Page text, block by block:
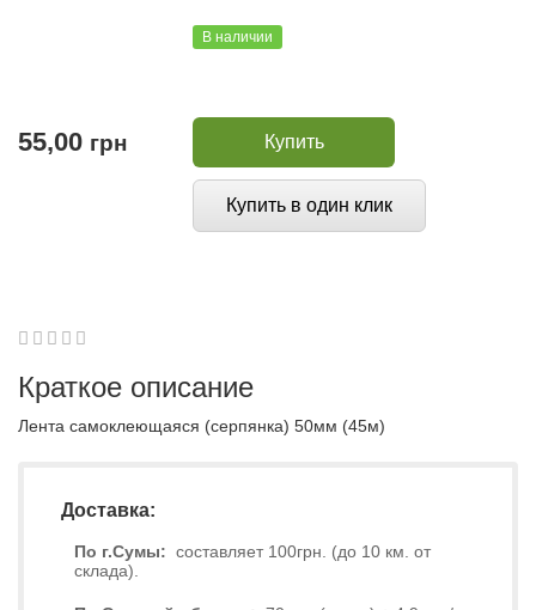
В наличии
55,00 грн Купить
Купить в один клик
12345
Краткое описание
Лента самоклеющаяся (серпянка) 50мм (45м)
Доставка:
По г.Сумы: составляет 100грн. (до 10 км. от
склада).